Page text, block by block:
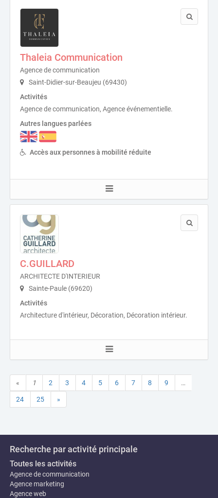
Thaleia Communication
Agence de communication
Saint-Didier-sur-Beaujeu (69430)
Activités
Agence de communication, Agence événementielle.
Autres langues parlées
Accès aux personnes à mobilité réduite
C.GUILLARD
ARCHITECTE D'INTERIEUR
Sainte-Paule (69620)
Activités
Architecture d'intérieur, Décoration, Décoration intérieur.
« 1 2 3 4 5 6 7 8 9 …
24 25 »
Recherche par activité principale
Toutes les activités
Agence de communication
Agence marketing
Agence web